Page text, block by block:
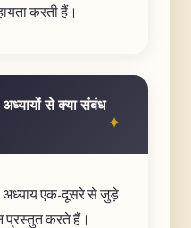
करती हैं।
से क्या संबंध
अध्याय एक-दूसरे से जुड़े
प्रस्तुत करते हैं।